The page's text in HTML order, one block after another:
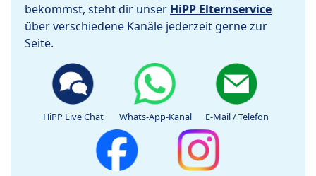
bekommst, steht dir unser HiPP Elternservice
über verschiedene Kanäle jederzeit gerne zur
Seite.
HiPP Live Chat Whats-App-Kanal E-Mail / Telefon